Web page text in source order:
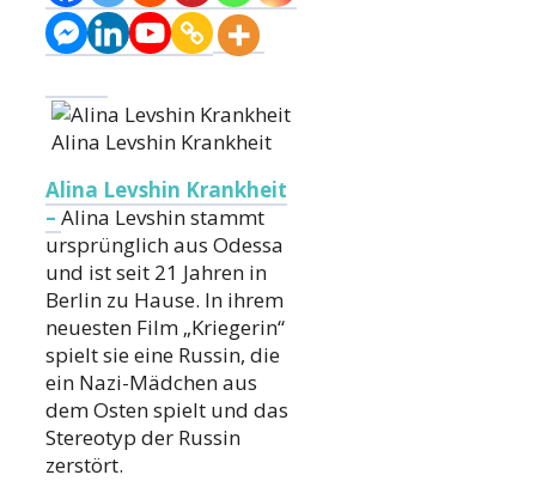
Alina Levshin Krankheit
Alina Levshin Krankheit
– Alina Levshin stammt
ursprünglich aus Odessa
und ist seit 21 Jahren in
Berlin zu Hause. In ihrem
neuesten Film „Kriegerin“
spielt sie eine Russin, die
ein Nazi-Mädchen aus
dem Osten spielt und das
Stereotyp der Russin
zerstört.